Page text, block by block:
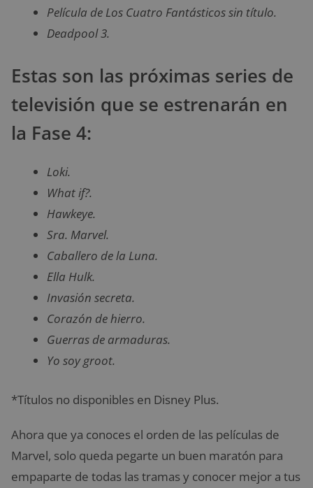
Película de Los Cuatro Fantásticos sin título.
Deadpool 3.
Estas son las próximas series de
televisión que se estrenarán en
la Fase 4:
Loki.
What if?.
Hawkeye.
Sra. Marvel.
Caballero de la Luna.
Ella Hulk.
Invasión secreta.
Corazón de hierro.
Guerras de armaduras.
Yo soy groot.
*Títulos no disponibles en Disney Plus.
Ahora que ya conoces el orden de las películas de
Marvel, solo queda pegarte un buen maratón para
empaparte de todas las tramas y conocer mejor a tus